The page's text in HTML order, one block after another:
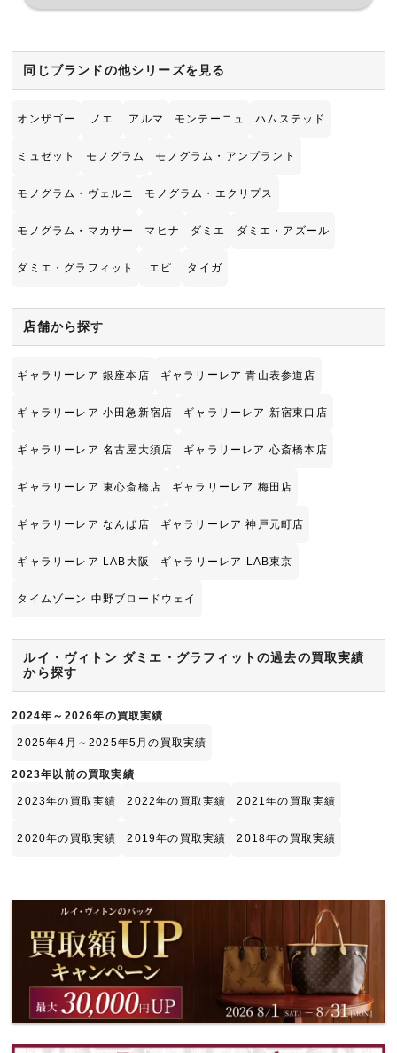
同じブランドの他シリーズを見る
オンザゴー ノエ アルマ モンテーニュ ハムステッド
ミュゼット モノグラム モノグラム・アンプラント
モノグラム・ヴェルニ モノグラム・エクリプス
モノグラム・マカサー マヒナ ダミエ ダミエ・アズール
ダミエ・グラフィット エピ タイガ
店舗から探す
ギャラリーレア 銀座本店 ギャラリーレア 青山表参道店
ギャラリーレア 小田急新宿店 ギャラリーレア 新宿東口店
ギャラリーレア 名古屋大須店 ギャラリーレア 心斎橋本店
ギャラリーレア 東心斎橋店 ギャラリーレア 梅田店
ギャラリーレア なんば店 ギャラリーレア 神戸元町店
ギャラリーレア LAB大阪 ギャラリーレア LAB東京
タイムゾーン 中野ブロードウェイ
ルイ・ヴィトン ダミエ・グラフィットの過去の買取実績
から探す
2024年～2026年の買取実績
2025年4月～2025年5月の買取実績
2023年以前の買取実績
2023年の買取実績 2022年の買取実績 2021年の買取実績
2020年の買取実績 2019年の買取実績 2018年の買取実績